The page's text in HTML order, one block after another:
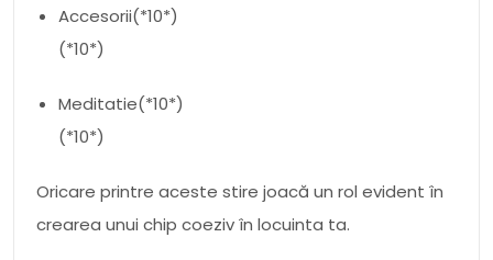
Accesorii(*10*)
(*10*)
Meditatie(*10*)
(*10*)
Oricare printre aceste stire joacă un rol evident în
crearea unui chip coeziv în locuinta ta.